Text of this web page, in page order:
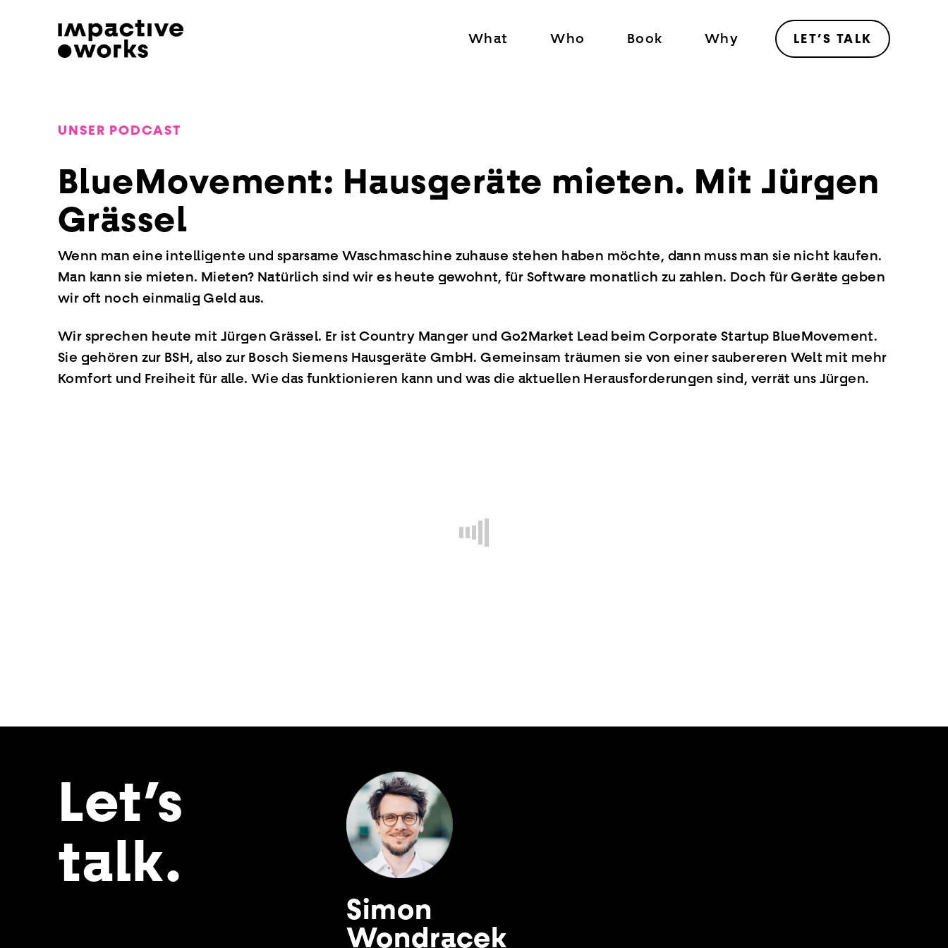
What Who Book Why LET’S TALK
UNSER PODCAST
BlueMovement: Hausgeräte mieten. Mit Jürgen
Grässel
Wenn man eine intelligente und sparsame Waschmaschine zuhause stehen haben möchte, dann muss man sie nicht kaufen.
Man kann sie mieten. Mieten? Natürlich sind wir es heute gewohnt, für Software monatlich zu zahlen. Doch für Geräte geben
wir oft noch einmalig Geld aus.
Wir sprechen heute mit Jürgen Grässel. Er ist Country Manger und Go2Market Lead beim Corporate Startup BlueMovement.
Sie gehören zur BSH, also zur Bosch Siemens Hausgeräte GmbH. Gemeinsam träumen sie von einer saubereren Welt mit mehr
Komfort und Freiheit für alle. Wie das funktionieren kann und was die aktuellen Herausforderungen sind, verrät uns Jürgen.
Let’s
talk.
Simon
Wondracek